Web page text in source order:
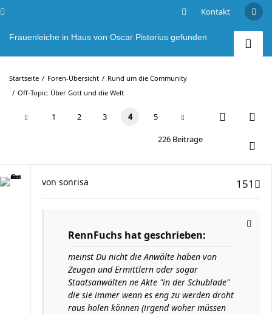
Kontakt
Frauenleiche in Haus von Oscar Pistorius gefunden
Startseite Foren-Übersicht
Rund um die Community
Off-Topic: Über Gott und die Welt
1 2 3 4 5
226 Beiträge
151
von sonrisa
RennFuchs hat geschrieben:
meinst Du nicht die Anwälte haben von
Zeugen und Ermittlern oder sogar
Staatsanwälten ne Akte "in der Schublade"
die sie immer wenn es eng zu werden droht
raus holen können (irgend woher müssen